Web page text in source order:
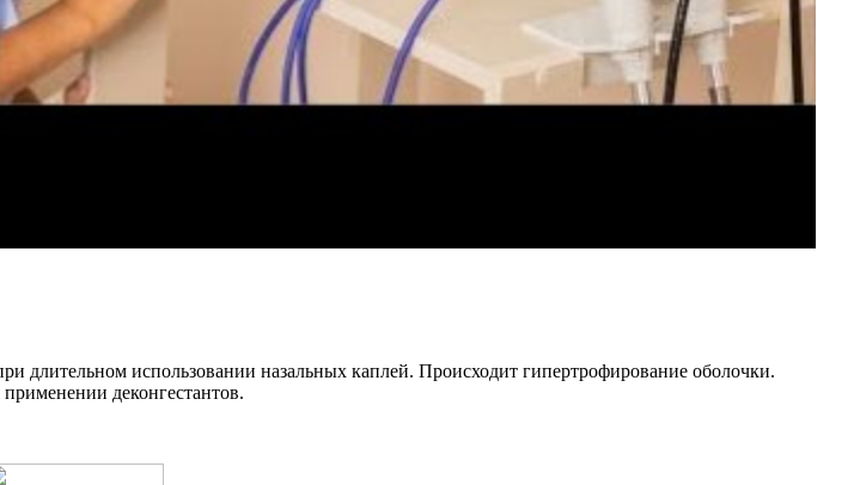
длительном использовании назальных каплей. Происходит гипертрофирование оболочки.
деконгестантов.